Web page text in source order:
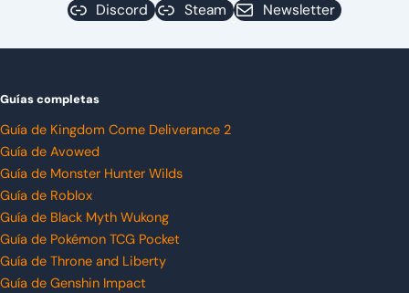
Discord
Steam Newsletter
Guías completas
Guía de Kingdom Come Deliverance 2
Guía de Avowed
Guía de Monster Hunter Wilds
Guía de Roblox
Guía de Black Myth Wukong
Guía de Pokémon TCG Pocket
Guía de Throne and Liberty
Guía de Genshin Impact